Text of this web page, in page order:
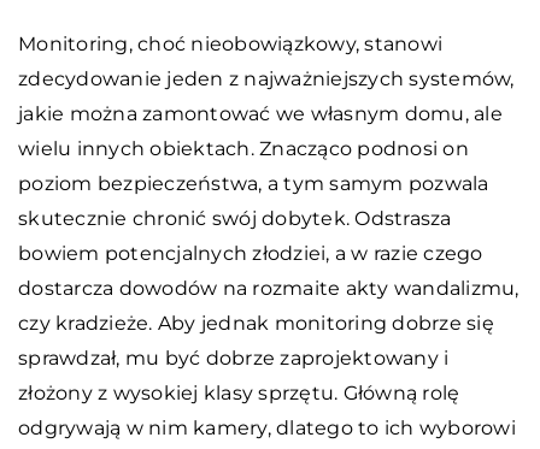
Monitoring, choć nieobowiązkowy, stanowi
zdecydowanie jeden z najważniejszych systemów,
jakie można zamontować we własnym domu, ale
wielu innych obiektach. Znacząco podnosi on
poziom bezpieczeństwa, a tym samym pozwala
skutecznie chronić swój dobytek. Odstrasza
bowiem potencjalnych złodziei, a w razie czego
dostarcza dowodów na rozmaite akty wandalizmu,
czy kradzieże. Aby jednak monitoring dobrze się
sprawdzał, mu być dobrze zaprojektowany i
złożony z wysokiej klasy sprzętu. Główną rolę
odgrywają w nim kamery, dlatego to ich wyborowi